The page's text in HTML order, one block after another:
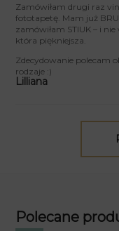
Zamówiłam drugi raz
fototapetę. Mam już
zamówiłam STIUK – i nie
która piękniejsza.
Zdecydowanie polecam
rodzaje :)
Lilliana
Polecane